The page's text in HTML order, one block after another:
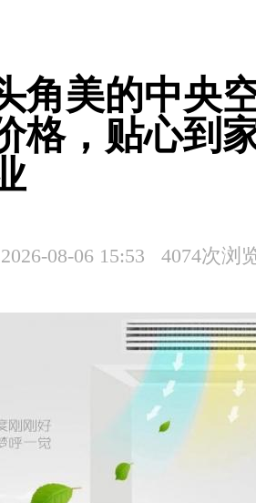
角美的中央
格，贴心到
2026-08-06 15:53 4074次浏